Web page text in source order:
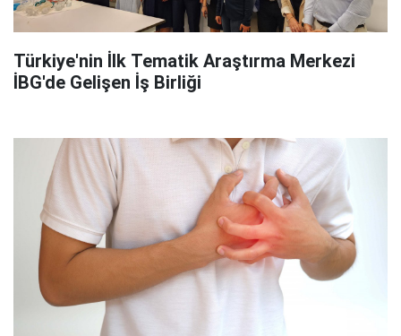
Türkiye'nin İlk Tematik Araştırma Merkezi
İBG'de Gelişen İş Birliği